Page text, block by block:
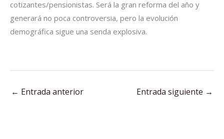
cotizantes/pensionistas. Será la gran reforma del año y
generará no poca controversia, pero la evolución
demográfica sigue una senda explosiva.
← Entrada anterior Entrada siguiente →